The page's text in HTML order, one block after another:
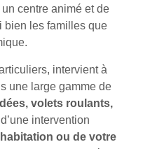
centre animé et de
bien les familles que
intervient à
une large gamme de
volets roulants,
intervention
ou de votre